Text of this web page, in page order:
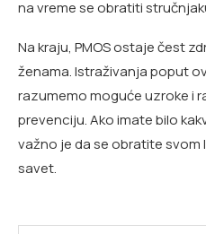
na vreme se obratiti
Na kraju, PMOS ostaje čest
ženama. Istraživanja poput
razumemo moguće uzroke i
prevenciju. Ako imate bilo
važno je da se obratite svom
savet.